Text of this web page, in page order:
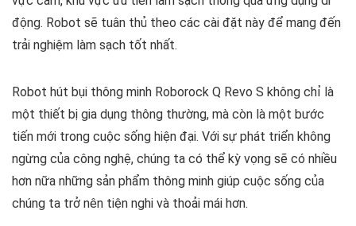
động. Robot sẽ tuân thủ theo các cài đặt này để mang đến
trải nghiệm làm sạch tốt nhất.
Robot hút bụi thông minh Roborock Q Revo S không chỉ là
một thiết bị gia dụng thông thường, mà còn là một bước
tiến mới trong cuộc sống hiện đại. Với sự phát triển không
ngừng của công nghệ, chúng ta có thể kỳ vọng sẽ có nhiều
hơn nữa những sản phẩm thông minh giúp cuộc sống của
chúng ta trở nên tiện nghi và thoải mái hơn.